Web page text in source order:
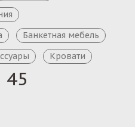
45
Банкетная мебель
Кровати